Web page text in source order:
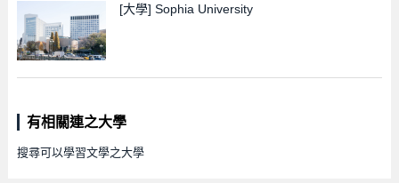
[大學] Sophia University
有相關連之大學
搜尋可以學習文學之大學